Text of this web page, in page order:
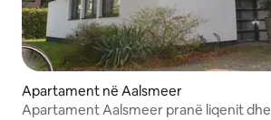
Apartament në Aalsmeer
Apartament Aalsmeer pranë liqenit dhe